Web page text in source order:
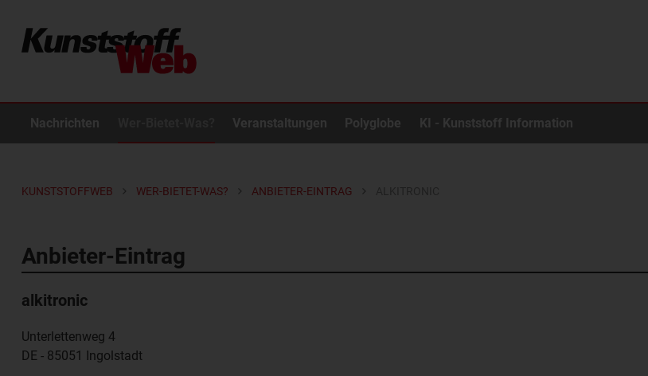
Nachrichten Veranstaltungen Polyglobe KI - Kunststoff Information
KUNSTSTOFFWEB WER-BIETET-WAS? ANBIETER-EINTRAG
Anbieter-Eintrag
alkitronic
Unterlettenweg 4
DE - 85051 Ingolstadt